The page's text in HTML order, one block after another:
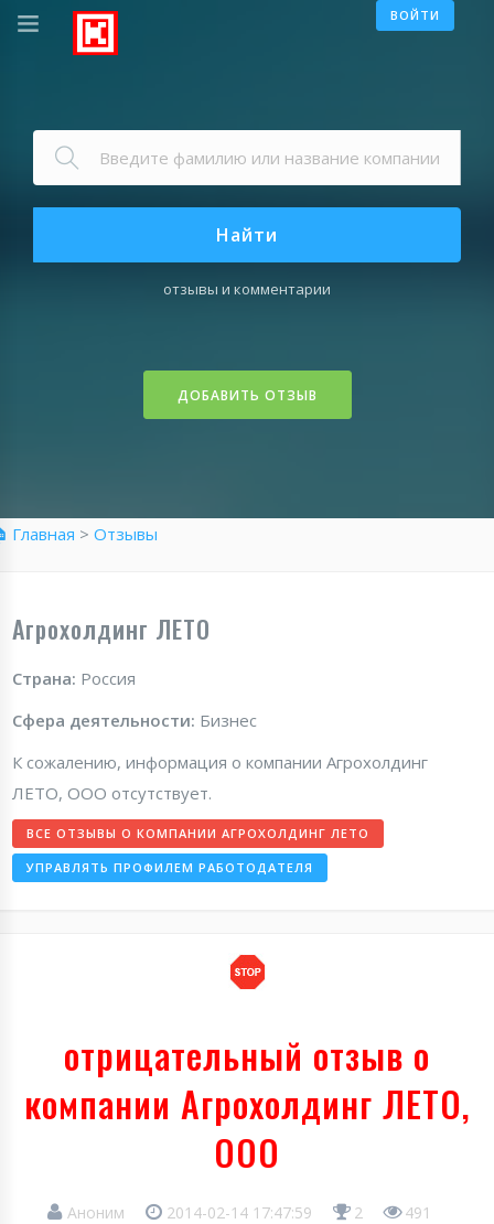
ВОЙТИ
Найти
отзывы и комментарии
ДОБАВИТЬ ОТЗЫВ
Главная > Отзывы
Агрохолдинг ЛЕТО
Страна: Россия
Сфера деятельности: Бизнес
К сожалению, информация о компании Агрохолдинг
ЛЕТО, ООО отсутствует.
ВСЕ ОТЗЫВЫ О КОМПАНИИ АГРОХОЛДИНГ ЛЕТО
УПРАВЛЯТЬ ПРОФИЛЕМ РАБОТОДАТЕЛЯ
отрицательный отзыв о
компании Агрохолдинг ЛЕТО,
ООО
Аноним 2014-02-14 17:47:59 2 491